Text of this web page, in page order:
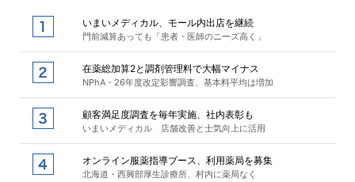
いまいメディカル、モール内出店を継続
門前減算あっても「患者・医師のニーズ高く」
在薬総加算2と調剤管理料で大幅マイナス
NPhA・26年度改定影響調査、基本料平均は増加
顧客満足度調査を毎年実施、社内表彰も
いまいメディカル 店舗改善と士気向上に活用
オンライン服薬指導ブース、利用薬局を募集
北海道・西興部厚生診療所、村内に薬局なく